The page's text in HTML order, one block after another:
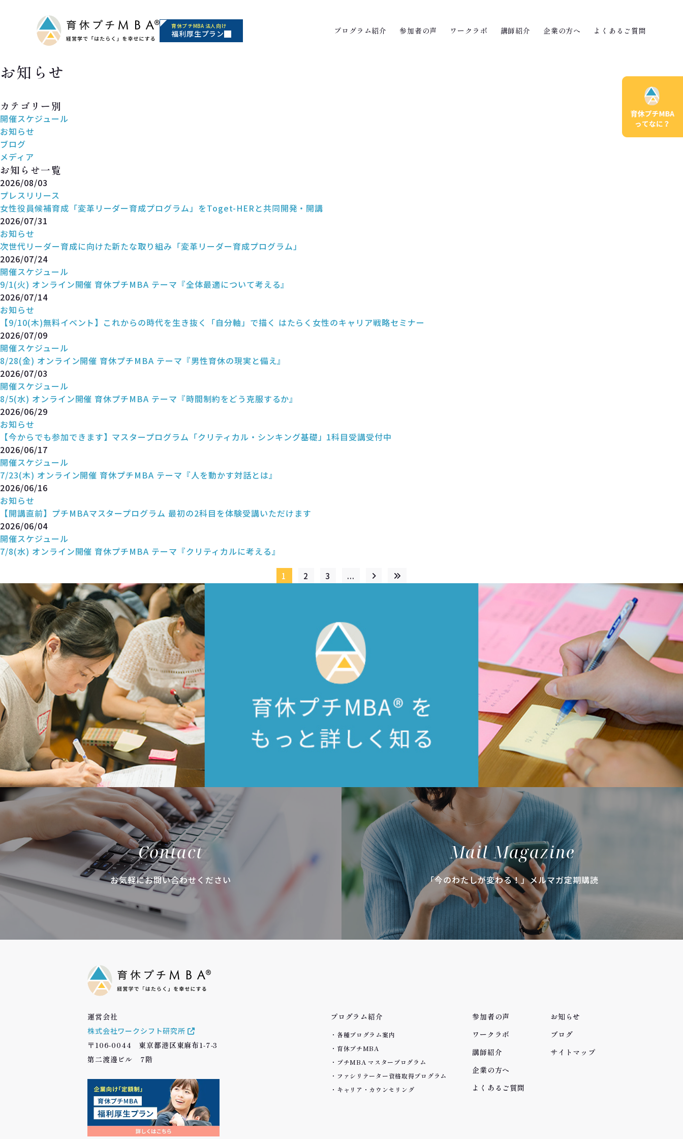
育休プチMBA 法人向け
福利厚生プラン プログラム紹介 参加者の声 ワークラボ 講師紹介 企業の方へ よくあるご質問
お知らせ
カテゴリー別
開催スケジュール
お知らせ
ブログ
メディア
お知らせ一覧
2026/08/03
プレスリリース
女性役員候補育成「変革リーダー育成プログラム」をToget-HERと共同開発・開講
2026/07/31
お知らせ
次世代リーダー育成に向けた新たな取り組み「変革リーダー育成プログラム」
2026/07/24
開催スケジュール
9/1(火) オンライン開催 育休プチMBA テーマ『全体最適について考える』
2026/07/14
お知らせ
【9/10(木)無料イベント】これからの時代を生き抜く「自分軸」で描く はたらく女性のキャリア戦略セミナー
2026/07/09
開催スケジュール
8/28(金) オンライン開催 育休プチMBA テーマ『男性育休の現実と備え』
2026/07/03
開催スケジュール
8/5(水) オンライン開催 育休プチMBA テーマ『時間制約をどう克服するか』
2026/06/29
お知らせ
【今からでも参加できます】マスタープログラム「クリティカル・シンキング基礎」1科目受講受付中
2026/06/17
開催スケジュール
7/23(木) オンライン開催 育休プチMBA テーマ『人を動かす対話とは』
2026/06/16
お知らせ
【開講直前】プチMBAマスタープログラム 最初の2科目を体験受講いただけます
2026/06/04
開催スケジュール
7/8(水) オンライン開催 育休プチMBA テーマ『クリティカルに考える』
1 2 3 ...
Contact
お気軽にお問い合わせください
Mail Magazine
「今のわたしが変わる！」メルマガ定期購読
運営会社
株式会社ワークシフト研究所
〒106-0044 東京都港区東麻布1-7-3
第二渡邊ビル 7階
プログラム紹介
各種プログラム案内
育休プチMBA
プチMBA マスタープログラム
ファシリテーター資格取得プログラム
キャリア・カウンセリング
参加者の声
ワークラボ
講師紹介
企業の方へ
よくあるご質問
お知らせ
ブログ
サイトマップ